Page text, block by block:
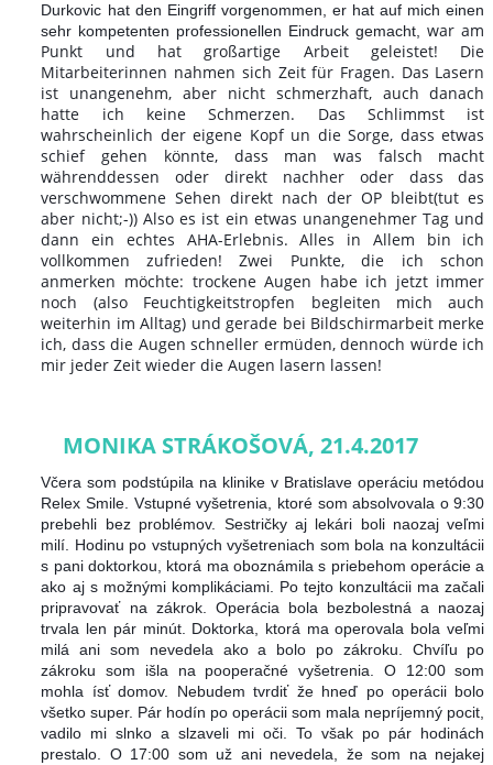
Durkovic hat den Eingriff vorgenommen, er hat auf mich einen
sehr kompetenten professionellen Eindruck gemacht,war am
Punkt und hat großartige Arbeit geleistet! Die
Mitarbeiterinnen nahmen sich Zeit für Fragen. Das Lasern
ist unangenehm, aber nicht schmerzhaft, auch danach
hatte ich keine Schmerzen. Das Schlimmst ist
wahrscheinlich der eigene Kopf un die Sorge, dass etwas
schief gehen könnte, dass man was falsch macht
währenddessen oder direkt nachher oder dass das
verschwommene Sehen direkt nach der OP bleibt(tut es
aber nicht;-)) Also es ist ein etwas unangenehmer Tag und
dann ein echtes AHA-Erlebnis. Alles in Allem bin ich
vollkommen zufrieden!Zwei Punkte, die ich schon
anmerken möchte: trockene Augen habe ich jetzt immer
noch (also Feuchtigkeitstropfen begleiten mich auch
weiterhin im Alltag) und gerade bei Bildschirmarbeit merke
ich, dass die Augen schneller ermüden, dennoch würde ich
mir jeder Zeit wieder die Augen lasern lassen!
MONIKA STRÁKOŠOVÁ, 21.4.2017
Včera som podstúpila na klinike v Bratislave operáciu metódou
Relex Smile. Vstupné vyšetrenia, ktoré som absolvovala o 9:30
prebehli bez problémov. Sestričky aj lekári boli naozaj veľmi
milí. Hodinu po vstupných vyšetreniach som bola na konzultácii
s pani doktorkou, ktorá ma oboznámila s priebehom operácie a
ako aj s možnými komplikáciami. Po tejto konzultácii ma začali
pripravovať na zákrok. Operácia bola bezbolestná a naozaj
trvala len pár minút. Doktorka, ktorá ma operovala bola veľmi
milá ani som nevedela ako a bolo po zákroku. Chvíľu po
zákroku som išla na pooperačné vyšetrenia. O 12:00 som
mohla ísť domov. Nebudem tvrdiť že hneď po operácii bolo
všetko super. Pár hodín po operácii som mala nepríjemný pocit,
vadilo mi slnko a slzaveli mi oči. To však po pár hodinách
prestalo. O 17:00 som už ani nevedela, že som na nejakej